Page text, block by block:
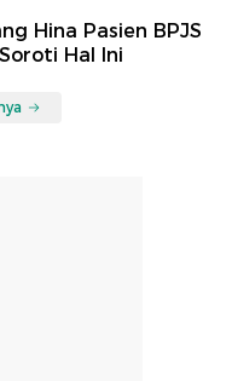
Hina Pasien BPJS
Hal Ini